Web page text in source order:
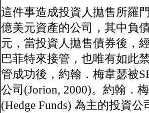
這件事造成投資人拋售所羅
億美元資產的公司，其中負
元，當投資人拋售債券後，
巴菲特來接管，也唯有如此
管成功後，約翰．梅韋瑟被
公司(Jorion, 2000)。約翰．
(Hedge Funds) 為主的投資